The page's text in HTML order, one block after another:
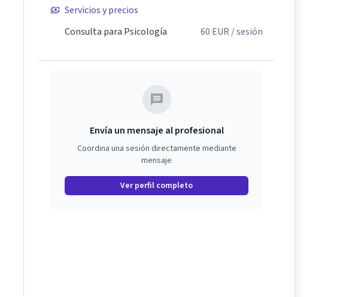
Servicios y precios
Consulta para Psicología
60 EUR/ sesión
Envía un mensaje al profesional
Coordina una sesión directamente mediante
mensaje
Ver perfil completo